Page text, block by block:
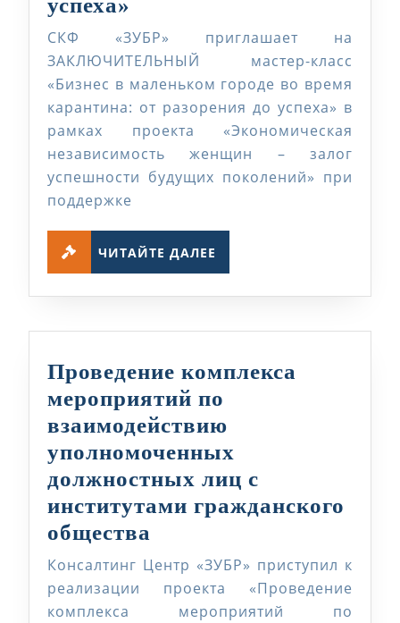
на
ЗАКЛЮЧИТЕЛЬНЫЙ
мастер-
класс
«Бизнес
в
маленьком
во
время
карантина:
от
до
успеха»
СКФ «ЗУБР» приглашает на
ЗАКЛЮЧИТЕЛЬНЫЙ мастер-класс
«Бизнес в маленьком городе во время
карантина: от разорения до успеха» в
рамках проекта «Экономическая
независимость женщин – залог
успешности будущих поколений» при
поддержке
ЧИТАЙТЕ ДАЛЕЕ
Проведение комплекса
мероприятий по
взаимодействию
уполномоченных
должностных лиц с
институтами гражданского
общества
комплекса
мероприятий
Консалтинг Центр «ЗУБР» приступил к
реализации проекта «Проведение
комплекса мероприятий по